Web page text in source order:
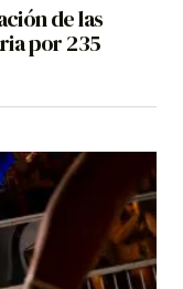
de las
por 235